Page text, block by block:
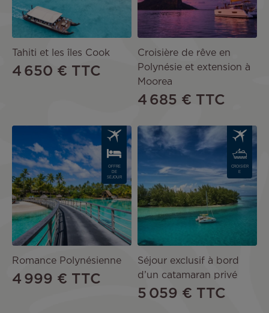
Tahiti et les îles Cook
4 650 € TTC
Croisière de rêve en
Polynésie et extension à
Moorea
4 685 € TTC
OFFRE
DE
SÉJOUR
Romance Polynésienne
4 999 € TTC
Image
CROISIÈR
E
Séjour exclusif à bord
d’un catamaran privé
5 059 € TTC